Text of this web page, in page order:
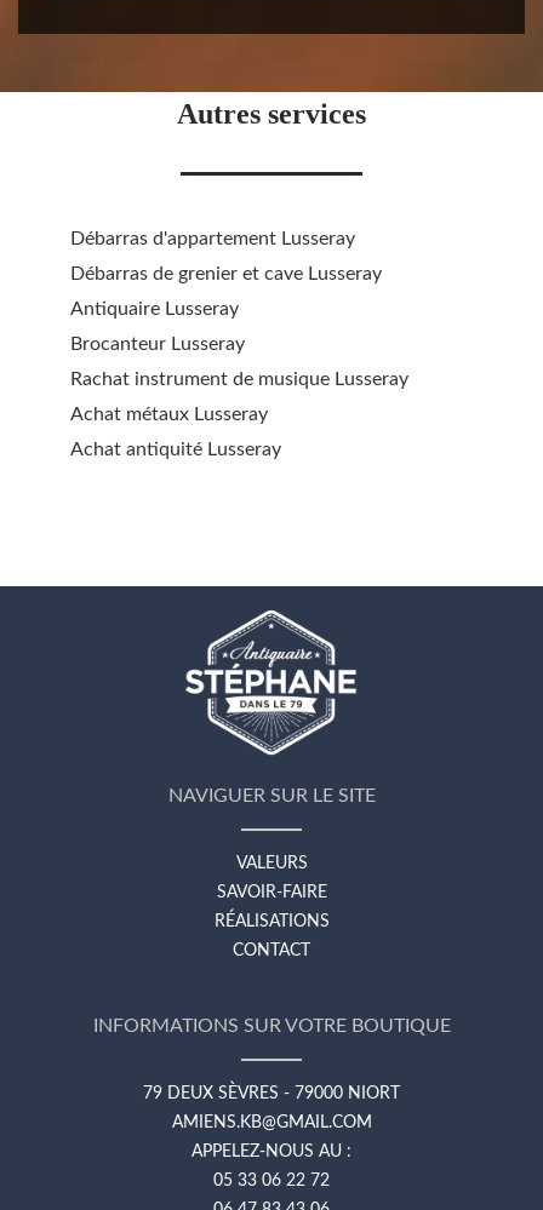
Autres services
Débarras d'appartement Lusseray
Débarras de grenier et cave Lusseray
Antiquaire Lusseray
Brocanteur Lusseray
Rachat instrument de musique Lusseray
Achat métaux Lusseray
Achat antiquité Lusseray
NAVIGUER SUR LE SITE
VALEURS
SAVOIR-FAIRE
RÉALISATIONS
CONTACT
INFORMATIONS SUR VOTRE BOUTIQUE
79 DEUX SÈVRES - 79000 NIORT
AMIENS.KB@GMAIL.COM
APPELEZ-NOUS AU :
05 33 06 22 72